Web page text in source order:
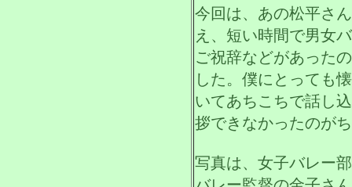
今回は、あの松平さ
え、短い時間で男女
ご祝辞などがあった
した。僕にとっても
いてあちこちで話し
拶できなかったのが
写真は、女子バレー